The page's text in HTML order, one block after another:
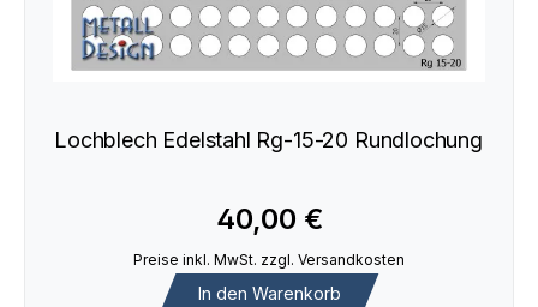
Lochblech Edelstahl Rg-15-20 Rundlochung
40,00 €
Preise inkl. MwSt. zzgl. Versandkosten
In den Warenkorb